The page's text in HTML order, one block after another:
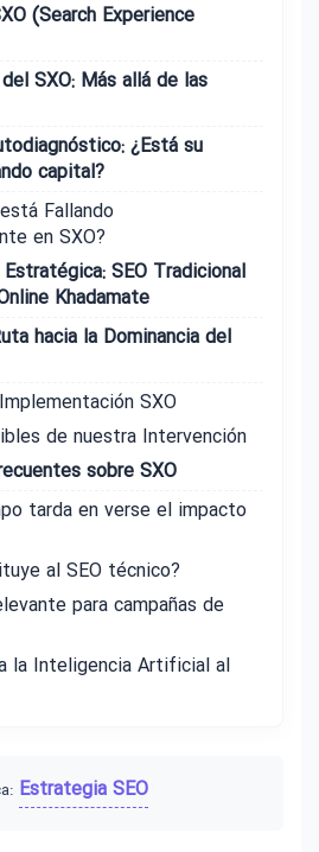
(Search Experience
SXO: Más allá de las
¿Está su
capital?
Fallando
en SXO?
SEO Tradicional
Khadamate
hacia la Dominancia del
SXO
de nuestra Intervención
sobre SXO
tarda en verse el impacto
al SEO técnico?
para campañas de
la Inteligencia Artificial al
Estrategia SEO